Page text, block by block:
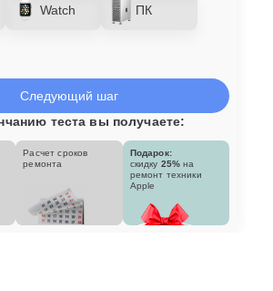
Watch
ПК
Следующий шаг
теста вы получаете:
Расчет сроков
ремонта
Подарок:
скидку 25% на
ремонт техники
Apple